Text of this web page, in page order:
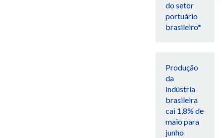
do setor
portuário
brasileiro*
Produção
da
indústria
brasileira
cai 1,8% de
maio para
junho